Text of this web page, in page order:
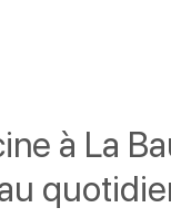
à La